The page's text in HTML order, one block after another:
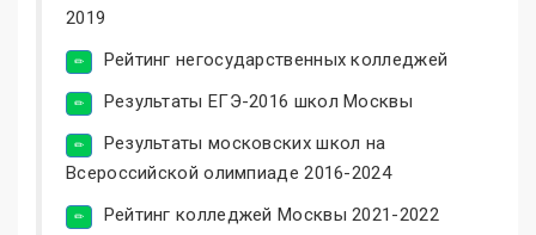
2019
Рейтинг негосударственных колледжей
Результаты ЕГЭ-2016 школ Москвы
Результаты московских школ на
Всероссийской олимпиаде 2016-2024
Рейтинг колледжей Москвы 2021-2022